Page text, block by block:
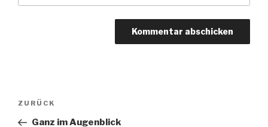
Beitragsnavigation
Vorheriger
Beitrag
ZURÜCK
Ganz im Augenblick